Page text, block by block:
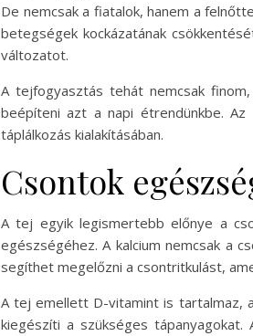
De nemcsak a fiatalok, hanem a
betegségek kockázatának
változatot.
A tejfogyasztás tehát nemcsak
beépíteni azt a napi étrendünkbe.
táplálkozás kialakításában.
Csontok
A tej egyik legismertebb előnye a
egészségéhez. A kalcium nemcsak a
segíthet megelőzni a csontritkulást,
A tej emellett D-vitamint is tartalmaz,
kiegészíti a szükséges